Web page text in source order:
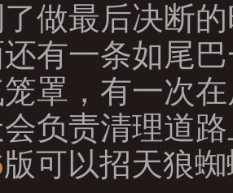
做最后决断
有一条如尾
罩，有一次
负责清理道
版可以招天狼